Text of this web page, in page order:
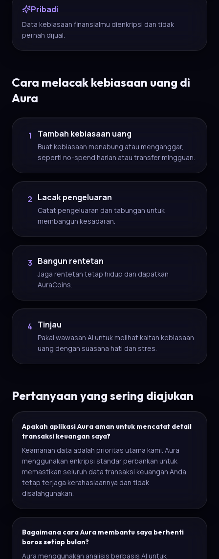
Pribadi
Data kebiasaan finansialmu dienkripsi dan tidak
pernah dijual.
Cara melacak kebiasaan uang di
Aura
1 Tambah kebiasaan uang
Buat kebiasaan menabung atau menganggar,
seperti no-spend harian atau transfer mingguan.
2 Lacak pengeluaran
Catat pengeluaran dan tabungan untuk
membangun kesadaran.
3 Bangun rentetan
Jaga rentetan tetap hidup dan dapatkan
AuraCoins.
4 Tinjau
Pakai wawasan AI untuk melihat kaitan kebiasaan
uang dengan suasana hati dan stres.
Pertanyaan yang sering diajukan
Apakah aplikasi Aura aman untuk mencatat detail
transaksi keuangan saya?
Keamanan data adalah prioritas utama kami. Aura
menggunakan enkripsi standar perbankan untuk
memastikan seluruh data transaksi keuangan Anda
tetap terjaga kerahasiaannya dan tidak
disalahgunakan.
Bagaimana cara Aura membantu saya berhenti
boros setiap bulan?
Aura menggunakan analisis berbasis AI untuk